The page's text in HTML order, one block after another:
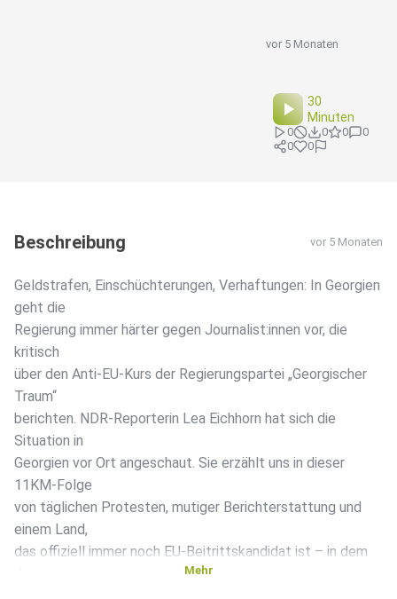
vor 5 Monaten
30
Minuten
0 0 0
0
0
0
Beschreibung vor 5 Monaten
Geldstrafen, Einschüchterungen, Verhaftungen: In Georgien
geht die
Regierung immer härter gegen Journalist:innen vor, die
kritisch
über den Anti-EU-Kurs der Regierungspartei „Georgischer
Traum“
berichten. NDR-Reporterin Lea Eichhorn hat sich die
Situation in
Georgien vor Ort angeschaut. Sie erzählt uns in dieser
11KM-Folge
von täglichen Protesten, mutiger Berichterstattung und
einem Land,
das offiziell immer noch EU-Beitrittskandidat ist – in dem
Mehr